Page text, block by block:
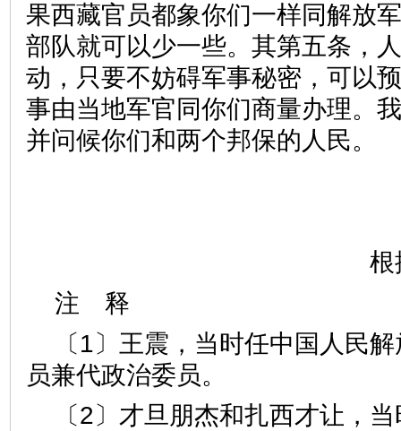
果西藏官员都象你们一样同解放
部队就可以少一些。其第五条，
动，只要不妨碍军事秘密，可以
事由当地军官同你们商量办理。
并问候你们和两个邦保的人民。
根
注 释
〔1〕王震，当时任中国人民
员兼代政治委员。
〔2〕才旦朋杰和扎西才让，